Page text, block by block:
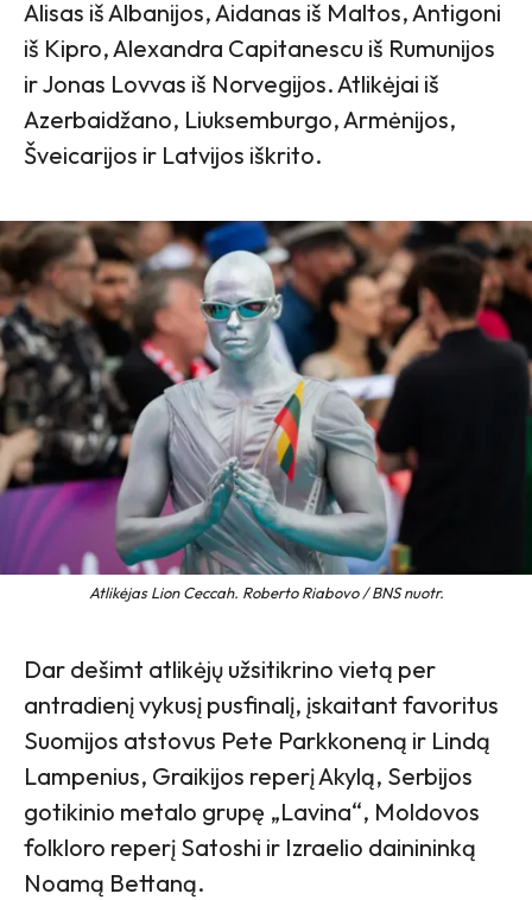
Alisas iš Albanijos, Aidanas iš Maltos, Antigoni
iš Kipro, Alexandra Capitanescu iš Rumunijos
ir Jonas Lovvas iš Norvegijos. Atlikėjai iš
Azerbaidžano, Liuksemburgo, Armėnijos,
Šveicarijos ir Latvijos iškrito.
Atlikėjas Lion Ceccah. Roberto Riabovo / BNS nuotr.
Dar dešimt atlikėjų užsitikrino vietą per
antradienį vykusį pusfinalį, įskaitant favoritus
Suomijos atstovus Pete Parkkoneną ir Lindą
Lampenius, Graikijos reperį Akylą, Serbijos
gotikinio metalo grupę „Lavina“, Moldovos
folkloro reperį Satoshi ir Izraelio dainininką
Noamą Bettaną.